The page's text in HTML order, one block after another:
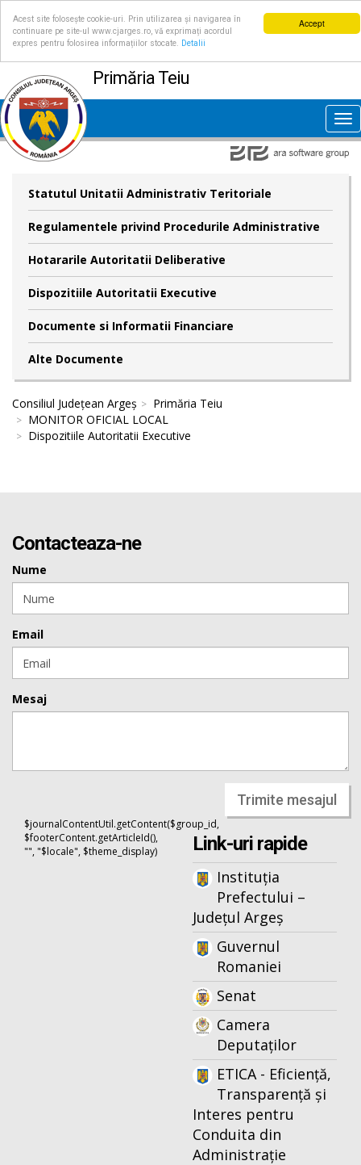
Accept
Acest site folosește cookie-uri. Prin utilizarea și navigarea în
continuare pe site-ul www.cjarges.ro, vă exprimați acordul
expres pentru folosirea informațiilor stocate.
Detalii
Primăria Teiu
Statutul Unitatii Administrativ Teritoriale
Regulamentele privind Procedurile Administrative
Hotararile Autoritatii Deliberative
Dispozitiile Autoritatii Executive
Documente si Informatii Financiare
Alte Documente
Consiliul Județean Argeș
Primăria Teiu
MONITOR OFICIAL LOCAL
Dispozitiile Autoritatii Executive
Contacteaza-ne
Nume
Email
Mesaj
Trimite mesajul
$journalContentUtil.getContent($group_id,
$footerContent.getArticleId(),
"", "$locale", $theme_display)
Link-uri rapide
Instituția
Prefectului –
Județul Argeș
Guvernul
Romaniei
Senat
Camera
Deputaților
ETICA - Eficiență,
Transparență și
Interes pentru
Conduita din
Administrație